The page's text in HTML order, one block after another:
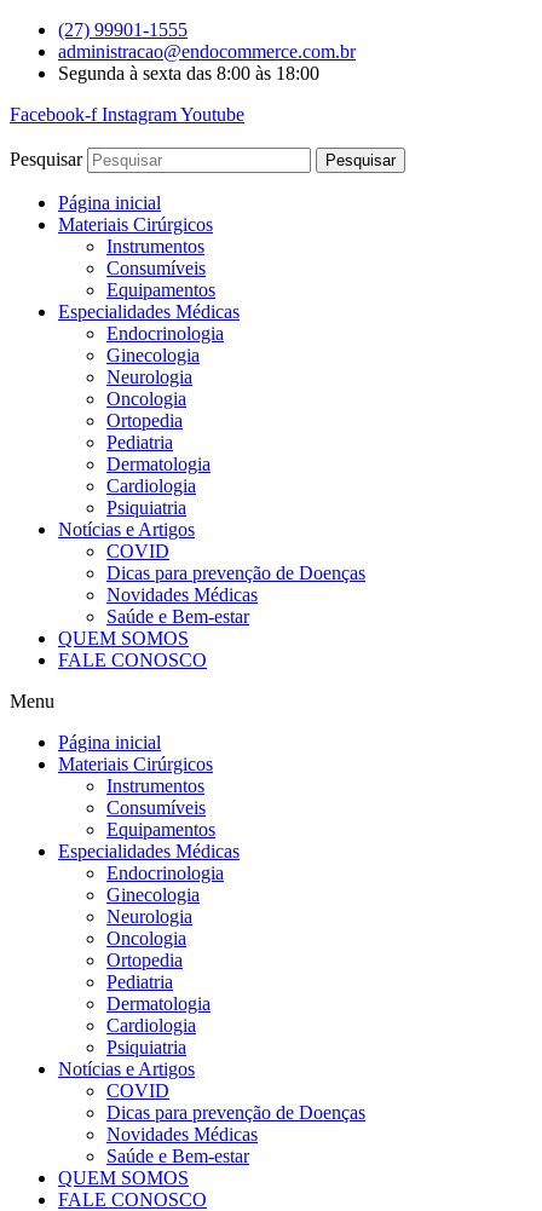
para
(27) 99901-1555
administracao@endocommerce.com.br
Segunda à sexta das 8:00 às 18:00
Facebook-f InstagramYoutube
Pesquisar Pesquisar
Página inicial
Materiais Cirúrgicos
Instrumentos
Consumíveis
Equipamentos
Especialidades Médicas
Endocrinologia
Ginecologia
Neurologia
Oncologia
Ortopedia
Pediatria
Dermatologia
Cardiologia
Psiquiatria
Notícias e Artigos
COVID
Dicas para prevenção de Doenças
Novidades Médicas
Saúde e Bem-estar
QUEM SOMOS
FALE CONOSCO
Menu
Página inicial
Materiais Cirúrgicos
Instrumentos
Consumíveis
Equipamentos
Especialidades Médicas
Endocrinologia
Ginecologia
Neurologia
Oncologia
Ortopedia
Pediatria
Dermatologia
Cardiologia
Psiquiatria
Notícias e Artigos
COVID
Dicas para prevenção de Doenças
Novidades Médicas
Saúde e Bem-estar
QUEM SOMOS
FALE CONOSCO